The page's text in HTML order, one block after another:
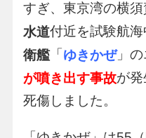
すぎ、東京湾の横須
水道付近を試験航海
衛艦「 ゆきかぜ」の
が噴き出す事故が
死傷しました。